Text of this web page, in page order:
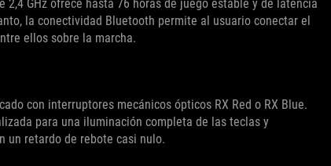
2,4 GHz ofrece hasta 76 horas de juego estable y de latencia
la conectividad Bluetooth permite al usuario conectar el
ellos sobre la marcha.
con interruptores mecánicos ópticos RX Red o RX Blue.
para una iluminación completa de las teclas y
un retardo de rebote casi nulo.